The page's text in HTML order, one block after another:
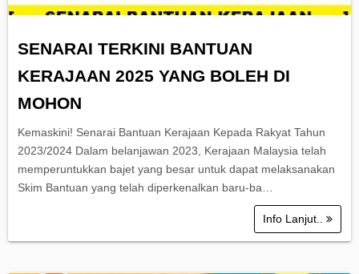
SENARAI TERKINI BANTUAN
KERAJAAN 2025 YANG BOLEH DI
MOHON
Kemaskini! Senarai Bantuan Kerajaan Kepada Rakyat Tahun
2023/2024 Dalam belanjawan 2023, Kerajaan Malaysia telah
memperuntukkan bajet yang besar untuk dapat melaksanakan
Skim Bantuan yang telah diperkenalkan baru-ba…
Info Lanjut..